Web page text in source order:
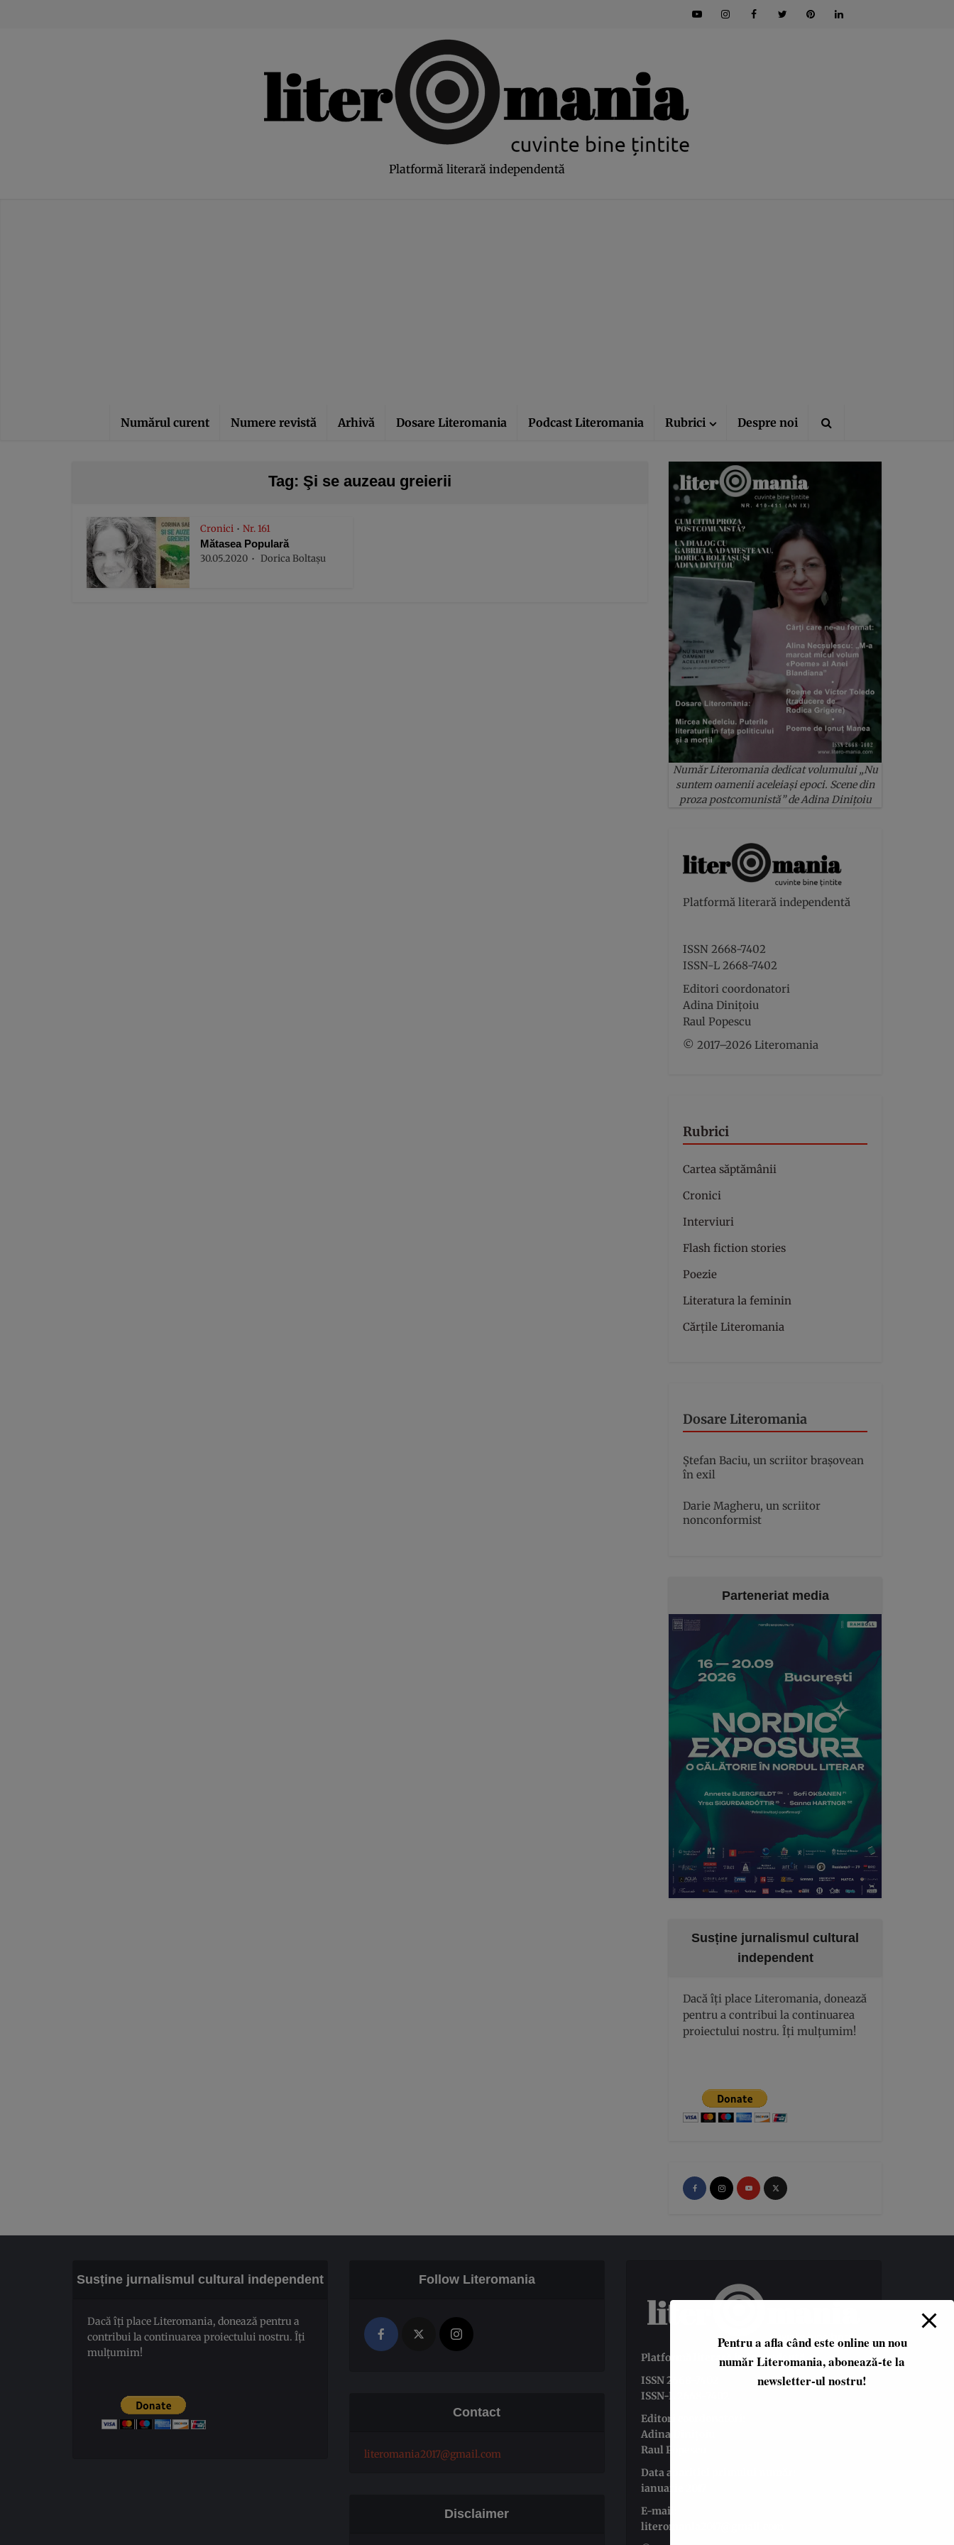
Platformă literară independentă
Numărul curent Numere revistă Arhivă Dosare Literomania Podcast Literomania Rubrici Despre noi
Tag: Şi se auzeau greierii
Cronici • Nr. 161
Mătasea Populară
30.05.2020
Dorica Boltașu
Număr Literomania dedicat volumului „Nu
suntem oamenii aceleiași epoci. Scene din
proza postcomunistă” de Adina Dinițoiu
Platformă literară independentă
ISSN 2668-7402
ISSN-L 2668-7402
Editori coordonatori
Adina Dinițoiu
Raul Popescu
© 2017–2026 Literomania
Rubrici
Cartea săptămânii
Cronici
Interviuri
Flash fiction stories
Poezie
Literatura la feminin
Cărțile Literomania
Dosare Literomania
Ștefan Baciu, un scriitor brașovean
în exil
Darie Magheru, un scriitor
nonconformist
Parteneriat media
Susține jurnalismul cultural
independent
Dacă îți place Literomania, donează
pentru a contribui la continuarea
proiectului nostru. Îți mulțumim!
Susține jurnalismul cultural independent
Dacă îți place Literomania, donează pentru a
contribui la continuarea proiectului nostru. Îți
mulțumim!
Follow Literomania
Contact
literomania2017@gmail.com
Disclaimer
Platformă literară independentă
ISSN 2668-7402
ISSN-L 2668-7402
Editori coordonatori:
Adina Dinițoiu
Raul Popescu
Data apariţiei primului număr:
ianuarie 2017
E-mail:
literomania2017@gmail.com
Pentru a afla când este online un nou
număr Literomania, abonează-te la
newsletter-ul nostru!